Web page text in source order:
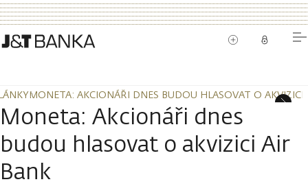
MONETA: AKCIONÁŘI DNES BUDOU HLASOVAT O AKVIZICI
MONETA: AKCIONÁŘI DNES BUDOU HLASOVAT O AKVIZICI
Moneta: Akcionáři dnes
budou hlasovat o akvizici Air
Bank